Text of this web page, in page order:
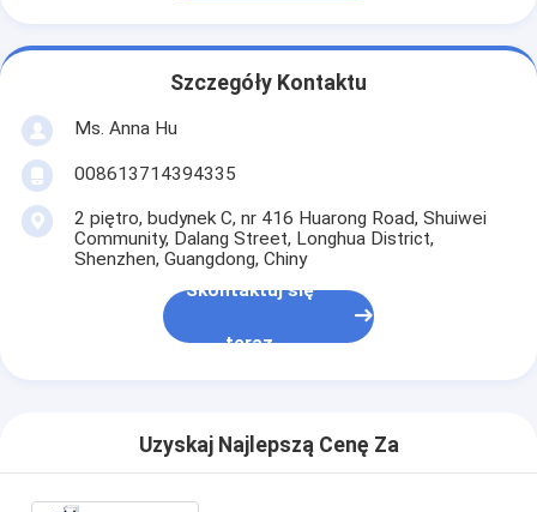
Szczegóły Kontaktu
Ms. Anna Hu
008613714394335
2 piętro, budynek C, nr 416 Huarong Road, Shuiwei
Community, Dalang Street, Longhua District,
Shenzhen, Guangdong, Chiny
Skontaktuj się
teraz
Uzyskaj Najlepszą Cenę Za